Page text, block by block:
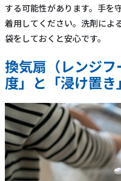
する可能性があります。手を
着用してください。洗剤によ
袋をしておくと安心です。
換気扇（レンジ
度」と「浸け置き